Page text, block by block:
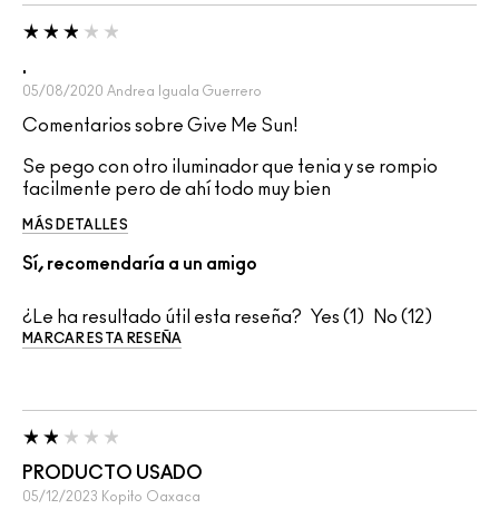
.
05/08/2020 Andrea Iguala Guerrero
Comentarios sobre Give Me Sun!
Se pego con otro iluminador que tenia y se rompio
facilmente pero de ahí todo muy bien
MÁS DETALLES
Sí, recomendaría a un amigo
¿Le ha resultado útil esta reseña? 1 12
MARCAR ESTA RESEÑA
PRODUCTO USADO
05/12/2023 Kopito Oaxaca